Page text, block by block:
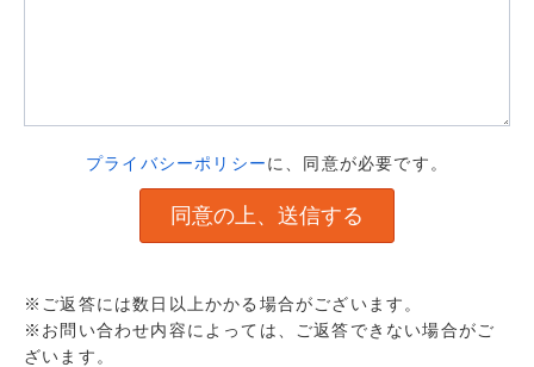
プライバシーポリシーに、同意が必要です。
※ご返答には数日以上かかる場合がございます。
※お問い合わせ内容によっては、ご返答できない場合がご
ざいます。